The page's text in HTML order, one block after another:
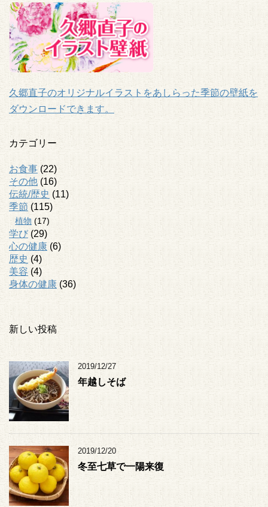
久郷直子のオリジナルイラストをあしらった季節の壁紙を
ダウンロードできます。
カテゴリー
お食事(22)
その他 (16)
伝統/歴史 (11)
季節 (115)
植物 (17)
学び(29)
心の健康 (6)
歴史(4)
美容(4)
身体の健康(36)
新しい投稿
2019/12/27
年越しそば
2019/12/20
冬至七草で一陽来復